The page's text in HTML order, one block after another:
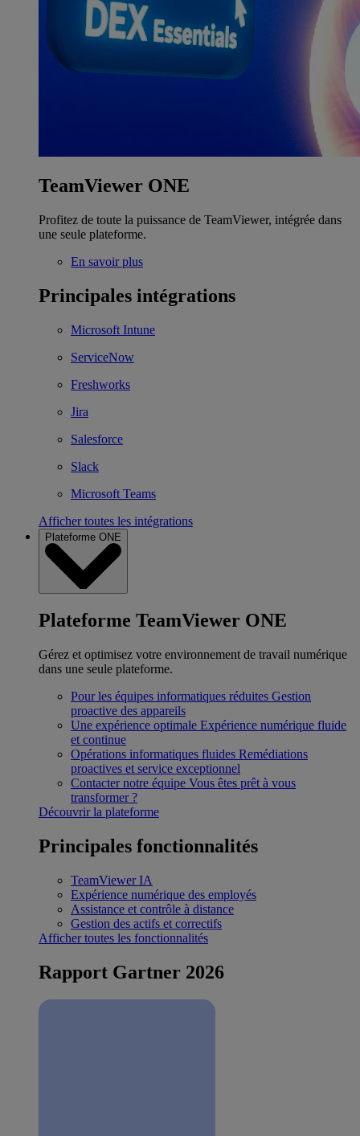
TeamViewer ONE
Profitez de toute la puissance de TeamViewer, intégrée dans
une seule plateforme.
En savoir plus
Principales intégrations
Microsoft Intune
ServiceNow
Freshworks
Jira
Salesforce
Slack
Microsoft Teams
Afficher toutes les intégrations
Plateforme ONE
Plateforme TeamViewer ONE
Gérez et optimisez votre environnement de travail numérique
dans une seule plateforme.
Pour les équipes informatiques réduites Gestion
proactive des appareils
Une expérience optimale Expérience numérique fluide
et continue
Opérations informatiques fluides Remédiations
proactives et service exceptionnel
Contacter notre équipe Vous êtes prêt à vous
transformer ?
Découvrir la plateforme
Principales fonctionnalités
TeamViewer IA
Expérience numérique des employés
Assistance et contrôle à distance
Gestion des actifs et correctifs
Afficher toutes les fonctionnalités
Rapport Gartner 2026